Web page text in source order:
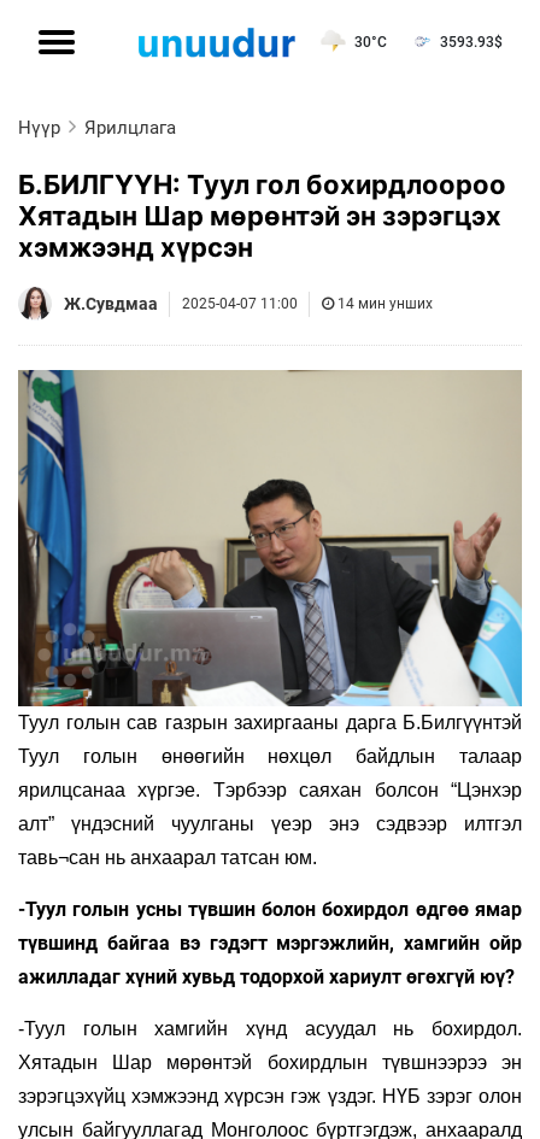
30°C 3593.93$
Нүүр Ярилцлага
Б.БИЛГҮҮН: Туул гол бохирдлоороо
Хятадын Шар мөрөнтэй эн зэрэгцэх
хэмжээнд хүрсэн
Ж.Сувдмаа 2025-04-07 11:00 14 мин унших
Туул голын сав газрын захиргааны дарга Б.Билгүүнтэй
Туул голын өнөөгийн нөхцөл байдлын талаар
ярилцсанаа хүргэе. Тэрбээр саяхан болсон “Цэнхэр
алт” үндэсний чуулганы үеэр энэ сэдвээр илтгэл
тавь¬сан нь анхаарал татсан юм.
-Туул голын усны түвшин болон бохирдол өдгөө ямар
түвшинд байгаа вэ гэдэгт мэргэжлийн, хамгийн ойр
ажилладаг хүний хувьд тодорхой хариулт өгөхгүй юү?
-Туул голын хамгийн хүнд асуудал нь бохирдол.
Хятадын Шар мөрөнтэй бохирдлын түвшнээрээ эн
зэрэгцэхүйц хэмжээнд хүрсэн гэж үздэг. НҮБ зэрэг олон
улсын байгууллагад Монголоос бүртгэгдэж, анхааралд